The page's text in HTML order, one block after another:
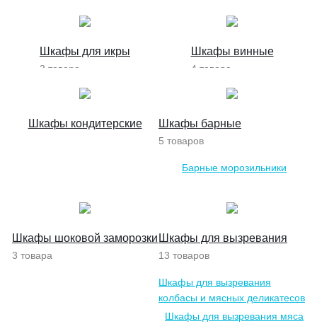
Шкафы для икры
3 товара
Шкафы винные
4 товара
Шкафы кондитерские Шкафы барные
5 товаров
Барные морозильники
Шкафы шоковой заморозки
3 товара
Шкафы для вызревания
13 товаров
Шкафы для вызревания
колбасы и мясных деликатесов
Шкафы для вызревания мяса